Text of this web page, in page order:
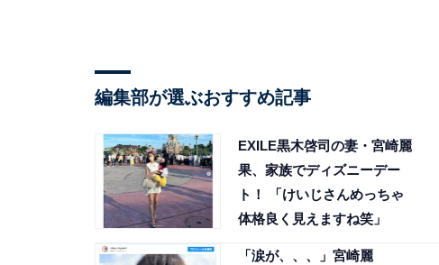
編集部が選ぶおすすめ記事
EXILE黒木啓司の妻・宮崎麗
果、家族でディズニーデー
ト！ 「けいじさんめっちゃ
体格良く見えますね笑」
「涙が、、、」宮崎麗